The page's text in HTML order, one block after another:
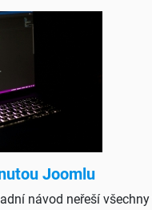
Joomlu
návod neřeší